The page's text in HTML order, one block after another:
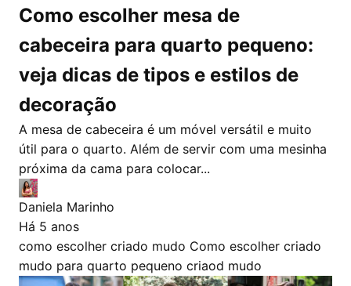
Como escolher mesa de
cabeceira para quarto pequeno:
veja dicas de tipos e estilos de
decoração
A mesa de cabeceira é um móvel versátil e muito
útil para o quarto. Além de servir com uma mesinha
próxima da cama para colocar...
Daniela Marinho
Há 5 anos
como escolher criado mudo Como escolher criado
mudo para quarto pequeno criaod mudo